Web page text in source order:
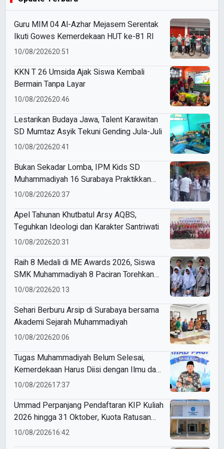
Guru MIM 04 Al-Azhar Mejasem Serentak
Ikuti Gowes Kemerdekaan HUT ke-81 RI
10/08/202620:51
KKN T 26 Umsida Ajak Siswa Kembali
Bermain Tanpa Layar
10/08/202620:46
Lestarikan Budaya Jawa, Talent Karawitan
SD Mumtaz Asyik Tekuni Gending Jula-Juli
10/08/202620:41
Bukan Sekadar Lomba, IPM Kids SD
Muhammadiyah 16 Surabaya Praktikkan
Kepemimpinan di HUT RI
10/08/202620:37
Apel Tahunan Khutbatul Arsy AQBS,
Teguhkan Ideologi dan Karakter Santriwati
10/08/202620:31
Raih 8 Medali di ME Awards 2026, Siswa
SMK Muhammadiyah 8 Paciran Torehkan
Prestasi
10/08/202620:13
Sehari Berburu Arsip di Surabaya bersama
Akademi Sejarah Muhammadiyah
10/08/202620:06
Tugas Muhammadiyah Belum Selesai,
Kemerdekaan Harus Diisi dengan Ilmu dan
Amal
10/08/202617:37
Ummad Perpanjang Pendaftaran KIP Kuliah
2026 hingga 31 Oktober, Kuota Ratusan
Menanti
10/08/202616:42